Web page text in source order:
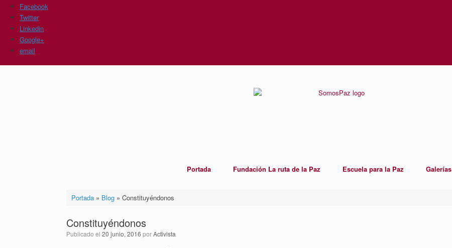
Facebook
Twitter
Linkedin
Google+
email
Portada Fundación La ruta de la Paz Escuela para la Paz Galerías
Portada» Blog» Constituyéndonos
Constituyéndonos
Publicado el 20 junio, 2016 porActivista